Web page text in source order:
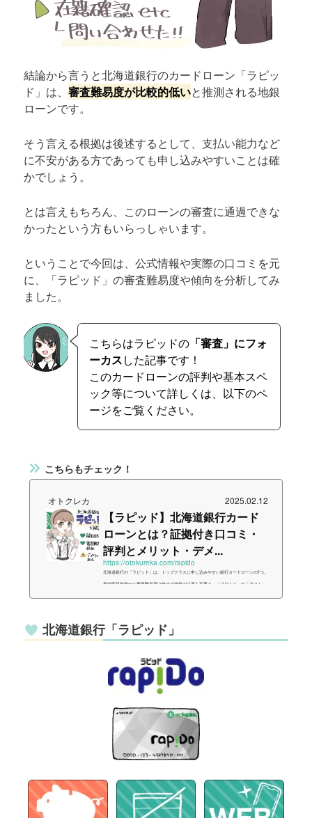
結論から言うと北海道銀行のカードローン「ラピッ
ド」は、審査難易度が比較的低いと推測される地銀
ローンです。
そう言える根拠は後述するとして、支払い能力など
に不安がある方であっても申し込みやすいことは確
かでしょう。
とは言えもちろん、このローンの審査に通過できな
かったという方もいらっしゃいます。
ということで今回は、公式情報や実際の口コミを元
に、「ラピッド」の審査難易度や傾向を分析してみ
ました。
こちらはラピッドの「審査」にフォ
ーカスした記事です！
このカードローンの評判や基本スペ
ック等について詳しくは、以下のペ
ージをご覧ください。
こちらもチェック！
オトクレカ 2025.02.12
【ラピッド】北海道銀行カード
ローンとは？証拠付き口コミ・
評判とメリット・デメ...
https://otokureka.com/rapido
北海道銀行の「ラピッド」は、トップクラスに申し込みやすい銀行カードローンの1つ。
最短即日融資かつ審査難易度は低めで道銀の口座も不要と、「プロミス」や「アコム」
pido/#a...
北海道銀行「ラピッド」